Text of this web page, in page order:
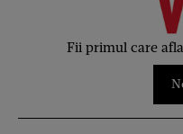
Fii primul care